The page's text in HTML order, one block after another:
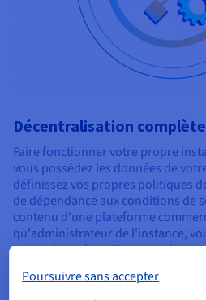
Décentralisation
Faire fonctionner votre propre
vous possédez les données de
définissez vos propres politiques
de dépendance aux conditions de
contenu d'une plateforme
qu'administrateur de l'instance,
inscriptions des utilisateurs, les
Cette indépendance est la
Poursuivre sans accepter